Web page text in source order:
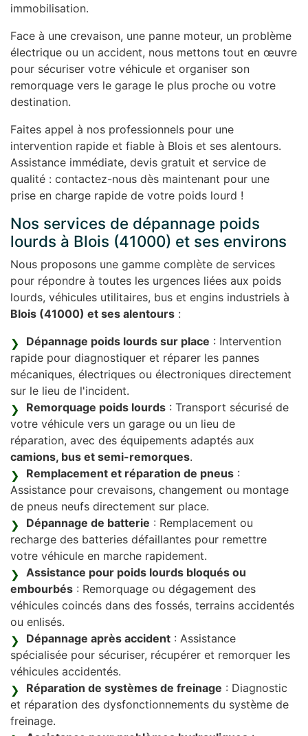
immobilisation.
Face à une crevaison, une panne moteur, un problème
électrique ou un accident, nous mettons tout en œuvre
pour sécuriser votre véhicule et organiser son
remorquage vers le garage le plus proche ou votre
destination.
Faites appel à nos professionnels pour une
intervention rapide et fiable à Blois et ses alentours.
Assistance immédiate, devis gratuit et service de
qualité : contactez-nous dès maintenant pour une
prise en charge rapide de votre poids lourd !
Nos services de dépannage poids
lourds à Blois (41000) et ses environs
Nous proposons une gamme complète de services
pour répondre à toutes les urgences liées aux poids
lourds, véhicules utilitaires, bus et engins industriels à
Blois (41000) et ses alentours :
Dépannage poids lourds sur place : Intervention
rapide pour diagnostiquer et réparer les pannes
mécaniques, électriques ou électroniques directement
sur le lieu de l'incident.
Remorquage poids lourds : Transport sécurisé de
votre véhicule vers un garage ou un lieu de
réparation, avec des équipements adaptés aux
camions, bus et semi-remorques.
Remplacement et réparation de pneus :
Assistance pour crevaisons, changement ou montage
de pneus neufs directement sur place.
Dépannage de batterie : Remplacement ou
recharge des batteries défaillantes pour remettre
votre véhicule en marche rapidement.
Assistance pour poids lourds bloqués ou
embourbés : Remorquage ou dégagement des
véhicules coincés dans des fossés, terrains accidentés
ou enlisés.
Dépannage après accident : Assistance
spécialisée pour sécuriser, récupérer et remorquer les
véhicules accidentés.
Réparation de systèmes de freinage : Diagnostic
et réparation des dysfonctionnements du système de
freinage.